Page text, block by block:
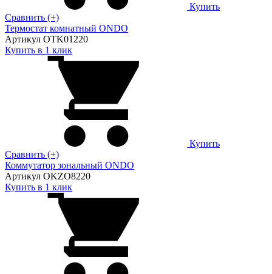
Купить
Сравнить (+)
Термостат комнатный ONDO
Артикул OTK01220
Купить в 1 клик
Купить
Сравнить (+)
Коммутатор зональный ONDO
Артикул OKZO8220
Купить в 1 клик